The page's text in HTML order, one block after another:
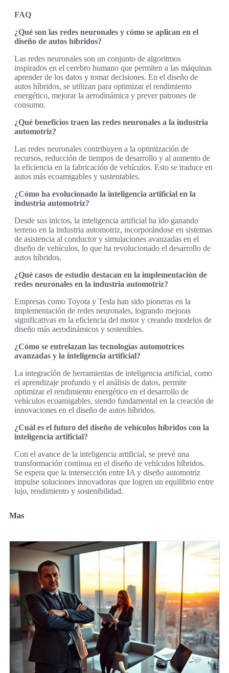
FAQ
¿Qué son las redes neuronales y cómo se aplican en el
diseño de autos híbridos?
Las redes neuronales son un conjunto de algoritmos
inspirados en el cerebro humano que permiten a las máquinas
aprender de los datos y tomar decisiones. En el diseño de
autos híbridos, se utilizan para optimizar el rendimiento
energético, mejorar la aerodinámica y prever patrones de
consumo.
¿Qué beneficios traen las redes neuronales a la industria
automotriz?
Las redes neuronales contribuyen a la optimización de
recursos, reducción de tiempos de desarrollo y al aumento de
la eficiencia en la fabricación de vehículos. Esto se traduce en
autos más ecoamigables y sustentables.
¿Cómo ha evolucionado la inteligencia artificial en la
industria automotriz?
Desde sus inicios, la inteligencia artificial ha ido ganando
terreno en la industria automotriz, incorporándose en sistemas
de asistencia al conductor y simulaciones avanzadas en el
diseño de vehículos, lo que ha revolucionado el desarrollo de
autos híbridos.
¿Qué casos de estudio destacan en la implementación de
redes neuronales en la industria automotriz?
Empresas como Toyota y Tesla han sido pioneras en la
implementación de redes neuronales, logrando mejoras
significativas en la eficiencia del motor y creando modelos de
diseño más aerodinámicos y sostenibles.
¿Cómo se entrelazan las tecnologías automotrices
avanzadas y la inteligencia artificial?
La integración de herramientas de inteligencia artificial, como
el aprendizaje profundo y el análisis de datos, permite
optimizar el rendimiento energético en el desarrollo de
vehículos ecoamigables, siendo fundamental en la creación de
innovaciones en el diseño de autos híbridos.
¿Cuál es el futuro del diseño de vehículos híbridos con la
inteligencia artificial?
Con el avance de la inteligencia artificial, se prevé una
transformación continua en el diseño de vehículos híbridos.
Se espera que la intersección entre IA y diseño automotriz
impulse soluciones innovadoras que logren un equilibrio entre
lujo, rendimiento y sostenibilidad.
Mas